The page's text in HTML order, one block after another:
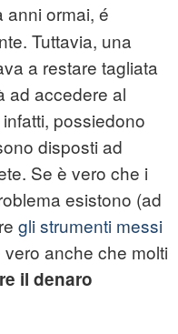
anni ormai, é
Tuttavia, una
a restare tagliata
ad accedere al
possiedono
disposti ad
Se è vero che i
esistono (ad
gli strumenti messi
vero anche che molti
il denaro